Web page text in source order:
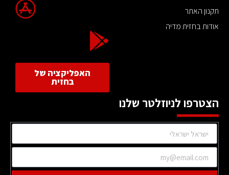
תקנון האתר
אודות בחזית מדיה
האפליקציה של
בחזית
הצטרפו לניוזלטר שלנו